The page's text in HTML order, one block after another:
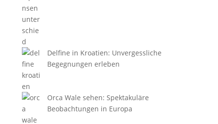
Delfine in Kroatien: Unvergessliche
Begegnungen erleben
Orca Wale sehen: Spektakuläre
Beobachtungen in Europa